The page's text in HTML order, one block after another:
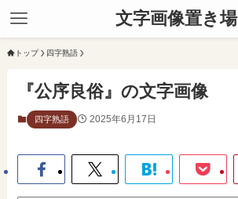
文字画像置き場
トップ 四字熟語
『公序良俗』の文字画像
四字熟語 2025年6月17日